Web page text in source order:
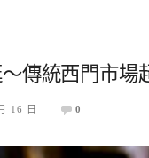
～傳統西門市
16 日 0